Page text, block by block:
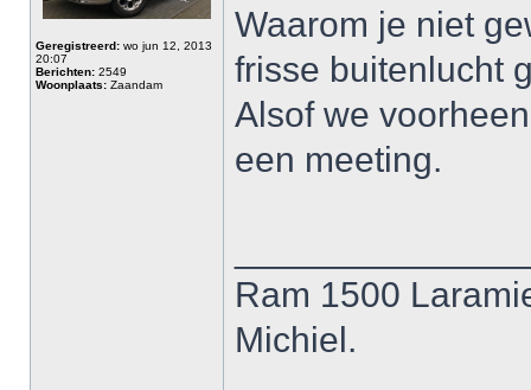
Geregistreerd: wo jun 12, 2013
20:07
Berichten: 2549
Woonplaats: Zaandam
Waarom je niet
frisse buitenlucht
Alsof we
een meeting.
Ram 1500
Michiel.